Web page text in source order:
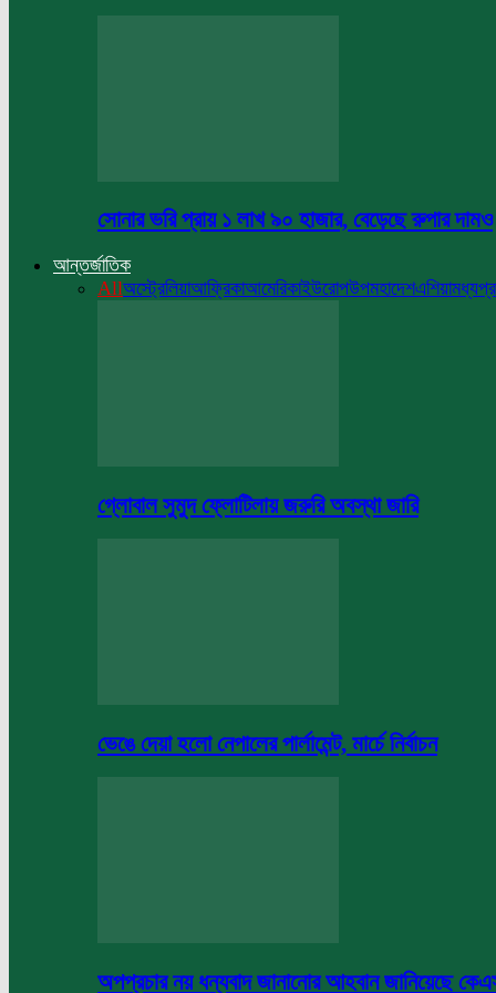
সোনার ভরি প্রায় ১ লাখ ৯০ হাজার, বেড়েছে রুপার দামও
আন্তর্জাতিক
Allঅস্ট্রেলিয়াআফ্রিকাআমেরিকাইউরোপউপমহাদেশএশিয়া
গ্লোবাল সুমুদ ফ্লোটিলায় জরুরি অবস্থা জারি
ভেঙে দেয়া হলো নেপালের পার্লামেন্ট, মার্চে নির্বাচন
অপপ্রচার নয় ধন্যবাদ জানানোর আহবান জানিয়েছে